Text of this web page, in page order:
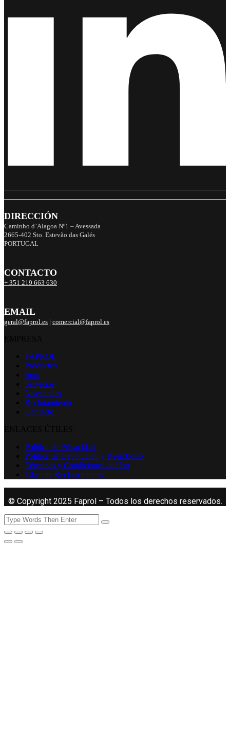
DIRECCIÓN
Caminho d’Alagoa Nº1 – Avessada
2665-402 Sto. Estevão das Galés
PORTUGAL
CONTACTO
+ 351 219 663 630
EMAIL
geral@faprol.es comercial@faprol.es
FAPROL
Productos
Inox
Servicios
Novedades
Reclutamiento
Contacto
Política de Privacidad
Política de Devolución y Reembolso
Términos y Condiciones de Uso
Libro de Reclamaciones
© Copyright 2025 Faprol – Todos los derechos reservados.